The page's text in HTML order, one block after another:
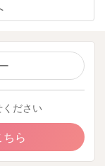
ださい
ちら